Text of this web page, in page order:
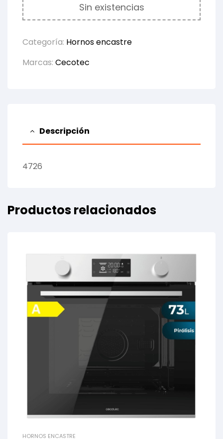
Sin existencias
Categoría: Hornos encastre
Marcas: Cecotec
Descripción
4726
Productos relacionados
HORNOS ENCASTRE